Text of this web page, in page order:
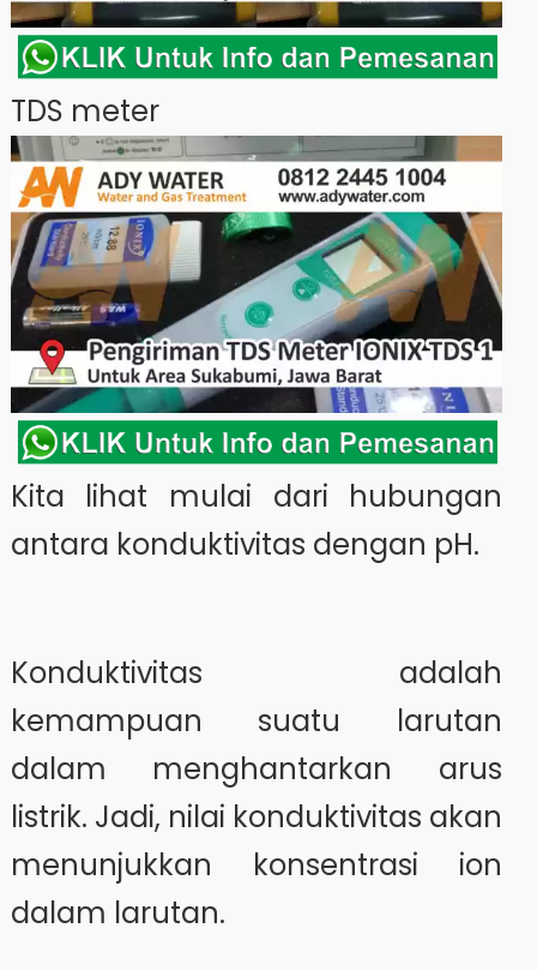
TDS meter
Kita lihat mulai dari hubungan
antara konduktivitas dengan pH.
Konduktivitas adalah
kemampuan suatu larutan
dalam menghantarkan arus
listrik. Jadi, nilai konduktivitas akan
menunjukkan konsentrasi ion
dalam larutan.